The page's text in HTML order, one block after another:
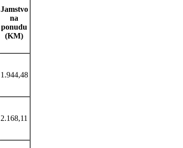
Jamstvo
na
ponudu
(KM)
1.944,48
2.168,11